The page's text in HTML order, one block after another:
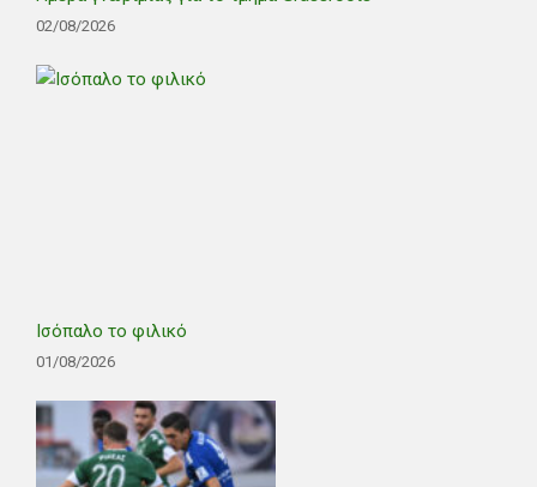
02/08/2026
Ισόπαλο το φιλικό
01/08/2026